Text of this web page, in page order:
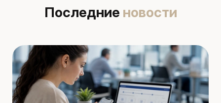
Последние новости